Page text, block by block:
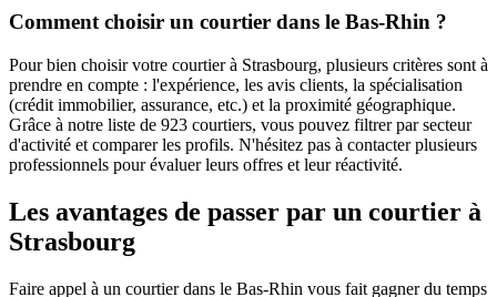
Comment choisir un courtier dans le Bas-Rhin ?
Pour bien choisir votre courtier à Strasbourg, plusieurs critères sont à
prendre en compte : l'expérience, les avis clients, la spécialisation
(crédit immobilier, assurance, etc.) et la proximité géographique.
Grâce à notre liste de 923 courtiers, vous pouvez filtrer par secteur
d'activité et comparer les profils. N'hésitez pas à contacter plusieurs
professionnels pour évaluer leurs offres et leur réactivité.
Les avantages de passer par un courtier à
Strasbourg
Faire appel à un courtier dans le Bas-Rhin vous fait gagner du temps